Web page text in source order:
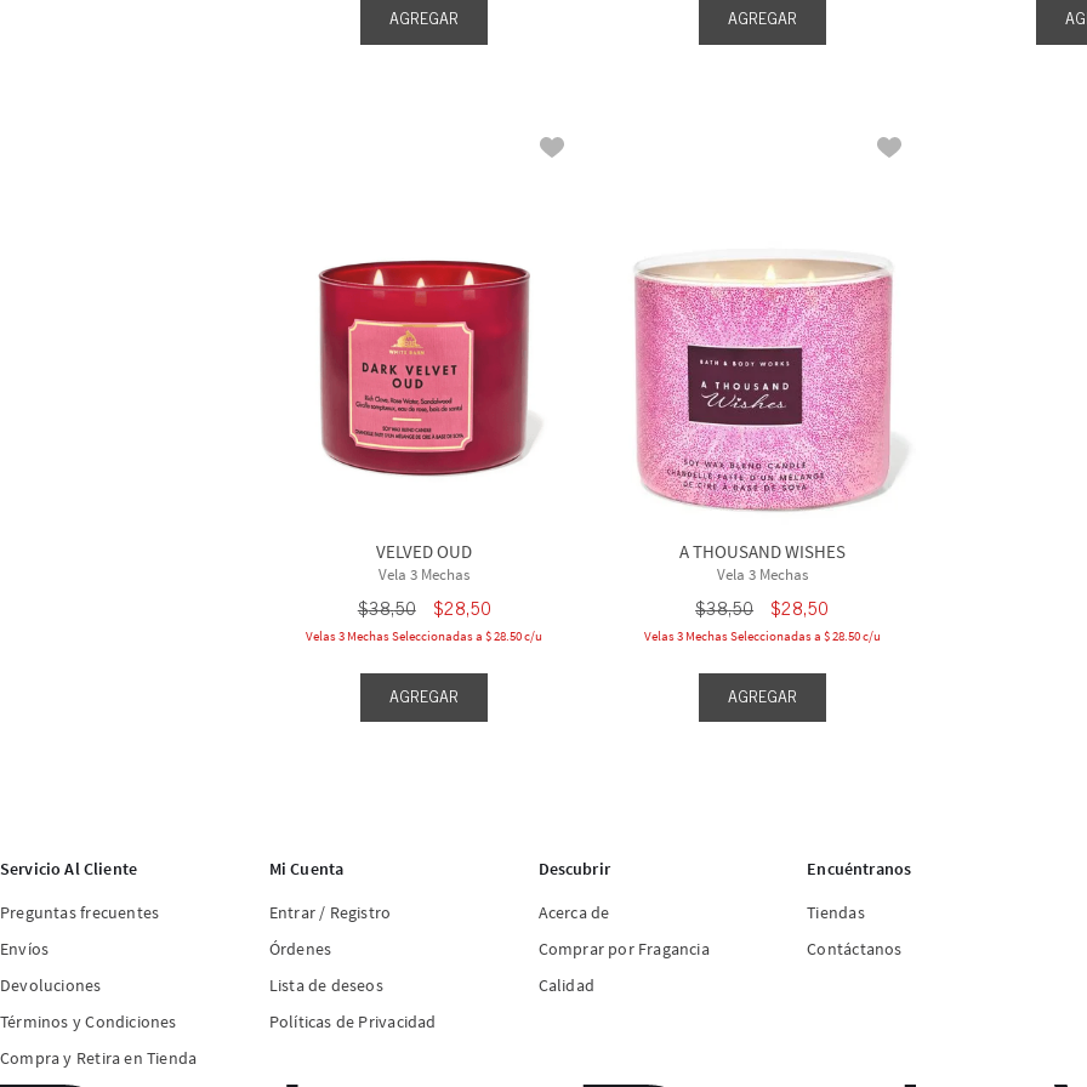
AGREGAR AGREGAR
VELVED OUD
Vela 3 Mechas
$38,50 $28,50
Velas 3 Mechas Seleccionadas a $ 28.50 c/u
AGREGAR
A THOUSAND WISHES
Vela 3 Mechas
$38,50 $28,50
Velas 3 Mechas Seleccionadas a $ 28.50 c/u
AGREGAR
Servicio Al Cliente
Preguntas frecuentes
Envíos
Devoluciones
Términos y Condiciones
Compra y Retira en Tienda
Mi Cuenta
Entrar / Registro
Órdenes
Lista de deseos
Políticas de Privacidad
Descubrir
Acerca de
Comprar por Fragancia
Calidad
Encuéntranos
Tiendas
Contáctanos